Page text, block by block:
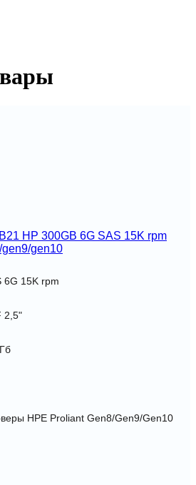
HP 300GB 6G SAS 15K rpm
gen10
6G 15K rpm
2,5"
HPE Proliant Gen8/Gen9/Gen10